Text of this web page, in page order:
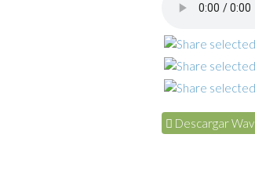
Descargar Wav